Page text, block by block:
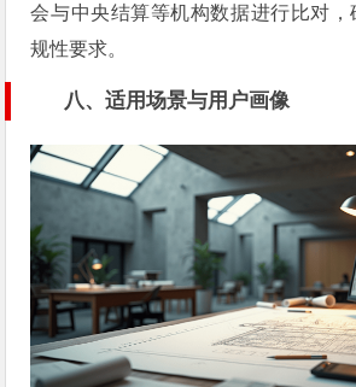
会与中央结算等机构数据进行比对，
规性要求。
八、适用场景与用户画像